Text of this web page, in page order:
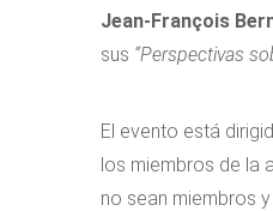
Jean-François
sus “Perspectivas
El evento está
los miembros de la
no sean miembros